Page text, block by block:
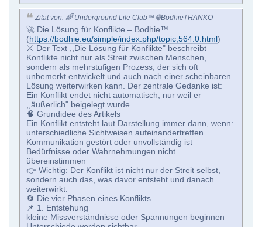
Zitat von: 🌈 Underground Life Club™ 🌐Bodhie†HANKO
🚀 Die Lösung für Konflikte – Bodhie™
(https://bodhie.eu/simple/index.php/topic,564.0.html )
⚔️ Der Text ,,Die Lösung für Konflikte" beschreibt
Konflikte nicht nur als Streit zwischen Menschen,
sondern als mehrstufigen Prozess, der sich oft
unbemerkt entwickelt und auch nach einer scheinbaren
Lösung weiterwirken kann. Der zentrale Gedanke ist:
Ein Konflikt endet nicht automatisch, nur weil er
,,äußerlich" beigelegt wurde.
🧠 Grundidee des Artikels
Ein Konflikt entsteht laut Darstellung immer dann, wenn:
unterschiedliche Sichtweisen aufeinandertreffen
Kommunikation gestört oder unvollständig ist
Bedürfnisse oder Wahrnehmungen nicht
übereinstimmen
👉 Wichtig: Der Konflikt ist nicht nur der Streit selbst,
sondern auch das, was davor entsteht und danach
weiterwirkt.
🔄 Die vier Phasen eines Konflikts
📌 1. Entstehung
kleine Missverständnisse oder Spannungen beginnen